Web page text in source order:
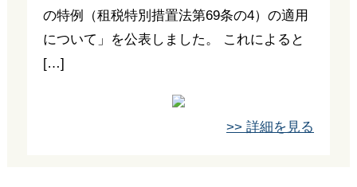
の特例（租税特別措置法第69条の4）の適用
について」を公表しました。 これによると
[…]
>> 詳細を見る